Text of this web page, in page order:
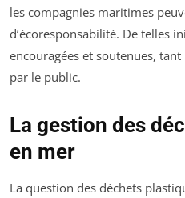
les compagnies maritimes
d’écoresponsabilité. De telles
encouragées et soutenues,
par le public.
La gestion des
en mer
La question des déchets